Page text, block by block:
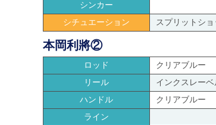
シンカー
シチュエーション
スプリットシ
本岡利將②
ロッド クリアブルー
リール
インクスレーベ
ハンドル
クリアブルー
ライン